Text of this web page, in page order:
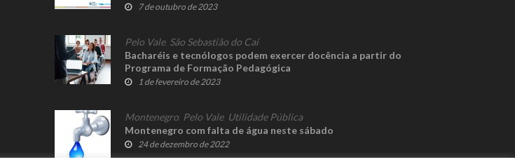
7 de outubro de 2023
Pelo Vale, São Sebastião do Caí
Bacharéis e tecnólogos podem exercer docência a partir do
Programa de Formação Pedagógica
1 de fevereiro de 2023
Montenegro Pelo Vale, Utilidade Pública
Montenegro com falta de água neste sábado
24 de dezembro de 2022